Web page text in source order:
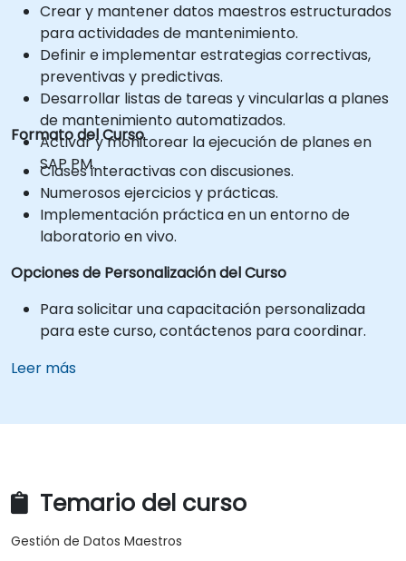
Crear y mantener datos maestros estructurados
para actividades de mantenimiento.
Definir e implementar estrategias correctivas,
preventivas y predictivas.
Desarrollar listas de tareas y vincularlas a planes
de mantenimiento automatizados.
Activar y monitorear la ejecución de planes en
SAP PM.
Formato del Curso
Clases interactivas con discusiones.
Numerosos ejercicios y prácticas.
Implementación práctica en un entorno de
laboratorio en vivo.
Opciones de Personalización del Curso
Para solicitar una capacitación personalizada
para este curso, contáctenos para coordinar.
Leer más
Temario del curso
Gestión de Datos Maestros